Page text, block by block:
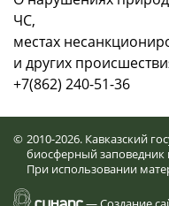
ЧС,
местах
и других
+7(862) 240-51-36
© 2010-2026. Кавказский
биосферный
При использовании